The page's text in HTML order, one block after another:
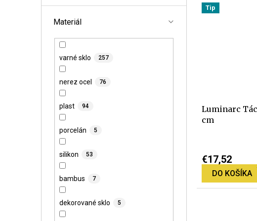
Materiál
varné sklo 257
nerez ocel 76
plast 94
porcelán 5
silikon 53
bambus 7
dekorované sklo 5
z
5
Tip
Luminarc
cm
produktu
5,0
€17,52
DO KOŠÍKA